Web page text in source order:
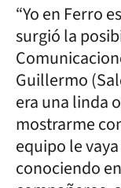
“Yo en Ferro
surgió la
Guillermo
era una linda
mostrarme
equipo le
conociendo